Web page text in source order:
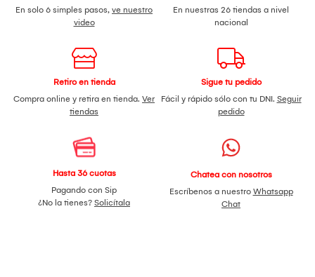
En solo 6 simples pasos, ve nuestro
video
En nuestras 26 tiendas a nivel
nacional
Retiro en tienda
Compra online y retira en tienda. Ver
tiendas
Sigue tu pedido
Fácil y rápido sólo con tu DNI. Seguir
pedido
Hasta 36 cuotas
Pagando con Sip
¿No la tienes? Solicítala
Chatea con nosotros
Escríbenos a nuestro Whatsapp
Chat